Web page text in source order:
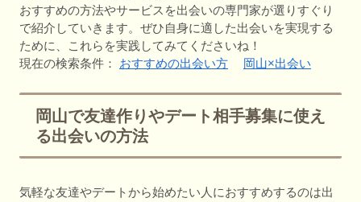
おすすめの方法やサービスを出会いの専門家が選りすぐり
で紹介していきます。ぜひ自身に適した出会いを実現する
ために、これらを実践してみてくださいね！
現在の検索条件： おすすめの出会い方 岡山×出会い
岡山で友達作りやデート相手募集に使え
る出会いの方法
気軽な友達やデートから始めたい人におすすめするのは出